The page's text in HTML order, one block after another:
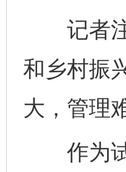
记者注
和乡村振
大，管理
作为试